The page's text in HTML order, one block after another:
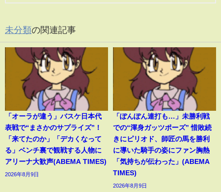
未分類の関連記事
「オーラが違う」バスケ日本代
表戦で“まさかのサプライズ”！
「来てたのか」「デカくなって
る」ベンチ裏で観戦する人物に
アリーナ大歓声(ABEMA TIMES)
2026年8月9日
「ぽんぽん連打も…」未勝利戦
での“渾身ガッツポーズ” 惜敗続
きにピリオド、師匠の馬を勝利
に導いた騎手の姿にファン胸熱
「気持ちが伝わった」(ABEMA
TIMES)
2026年8月9日